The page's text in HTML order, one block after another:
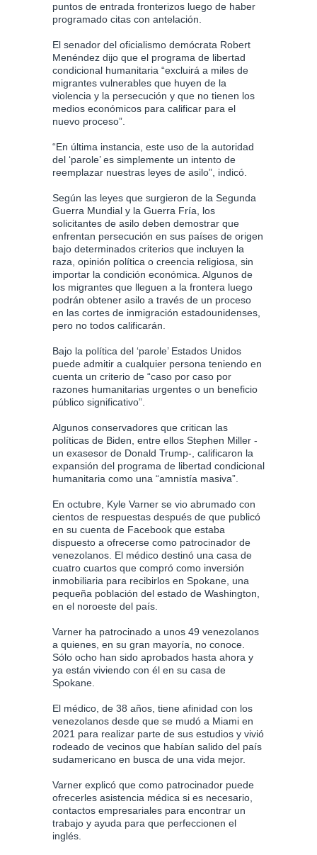
puntos de entrada fronterizos luego de haber
programado citas con antelación.
El senador del oficialismo demócrata Robert
Menéndez dijo que el programa de libertad
condicional humanitaria “excluirá a miles de
migrantes vulnerables que huyen de la
violencia y la persecución y que no tienen los
medios económicos para calificar para el
nuevo proceso”.
“En última instancia, este uso de la autoridad
del ‘parole’ es simplemente un intento de
reemplazar nuestras leyes de asilo”, indicó.
Según las leyes que surgieron de la Segunda
Guerra Mundial y la Guerra Fría, los
solicitantes de asilo deben demostrar que
enfrentan persecución en sus países de origen
bajo determinados criterios que incluyen la
raza, opinión política o creencia religiosa, sin
importar la condición económica. Algunos de
los migrantes que lleguen a la frontera luego
podrán obtener asilo a través de un proceso
en las cortes de inmigración estadounidenses,
pero no todos calificarán.
Bajo la política del ‘parole’ Estados Unidos
puede admitir a cualquier persona teniendo en
cuenta un criterio de “caso por caso por
razones humanitarias urgentes o un beneficio
público significativo”.
Algunos conservadores que critican las
políticas de Biden, entre ellos Stephen Miller -
un exasesor de Donald Trump-, calificaron la
expansión del programa de libertad condicional
humanitaria como una “amnistía masiva”.
En octubre, Kyle Varner se vio abrumado con
cientos de respuestas después de que publicó
en su cuenta de Facebook que estaba
dispuesto a ofrecerse como patrocinador de
venezolanos. El médico destinó una casa de
cuatro cuartos que compró como inversión
inmobiliaria para recibirlos en Spokane, una
pequeña población del estado de Washington,
en el noroeste del país.
Varner ha patrocinado a unos 49 venezolanos
a quienes, en su gran mayoría, no conoce.
Sólo ocho han sido aprobados hasta ahora y
ya están viviendo con él en su casa de
Spokane.
El médico, de 38 años, tiene afinidad con los
venezolanos desde que se mudó a Miami en
2021 para realizar parte de sus estudios y vivió
rodeado de vecinos que habían salido del país
sudamericano en busca de una vida mejor.
Varner explicó que como patrocinador puede
ofrecerles asistencia médica si es necesario,
contactos empresariales para encontrar un
trabajo y ayuda para que perfeccionen el
inglés.